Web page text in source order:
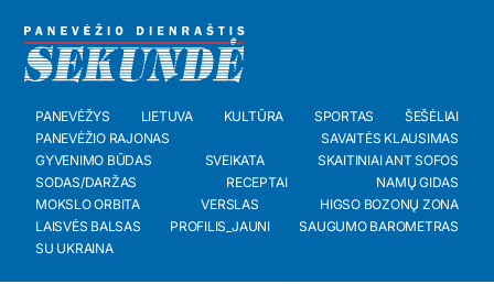
PANEVĖŽYS LIETUVA KULTŪRA SPORTAS
ŠEŠĖLIAI
PANEVĖŽIO RAJONAS
SAVAITĖS KLAUSIMAS
GYVENIMO BŪDAS
SVEIKATA
SKAITINIAI ANT SOFOS
SODAS/DARŽAS
RECEPTAI
NAMŲ GIDAS
MOKSLO ORBITA
VERSLAS
HIGSO BOZONŲ ZONA
LAISVĖS BALSAS
PROFILIS_JAUNI
SAUGUMO BAROMETRAS
SU UKRAINA